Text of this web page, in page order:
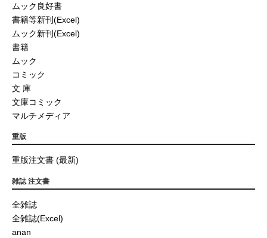
ムック良好書
書籍等新刊(Excel)
ムック新刊(Excel)
書籍
ムック
コミック
文 庫
文庫コミック
マルチメディア
重版
重版注文書 (最新)
雑誌 注文書
全雑誌
全雑誌(Excel)
anan